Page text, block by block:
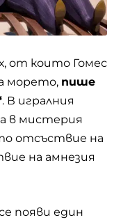
от които Гомес
морето, пише
. В игралния
в мистерия
отсъствие на
на амнезия
появи един